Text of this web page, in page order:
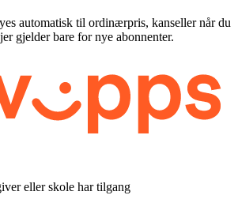
automatisk til ordinærpris, kanseller når du
gjelder bare for nye abonnenter.
eller skole har tilgang